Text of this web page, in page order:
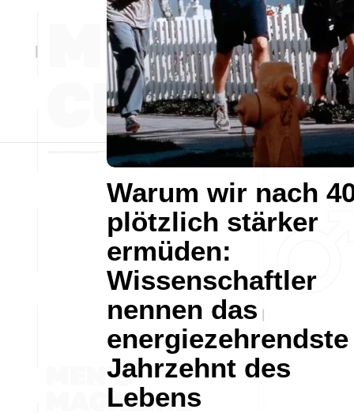
Warum wir nach
plötzlich stärker
ermüden:
Wissenschaftler
nennen das
energiezehrendste
Jahrzehnt des
Lebens